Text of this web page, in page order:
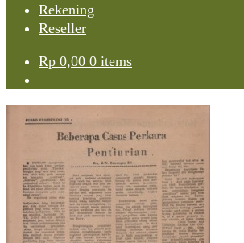
Rekening
Reseller
Rp 0,00 0 items